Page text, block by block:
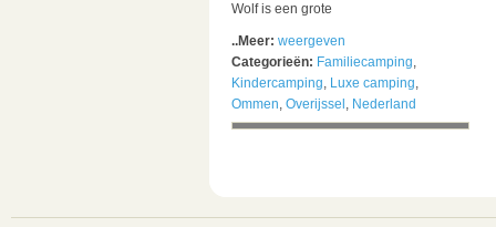
Wolf is een grote
..Meer: weergeven
Categorieën: Familiecamping,
Kindercamping, Luxe camping,
Ommen, Overijssel , Nederland